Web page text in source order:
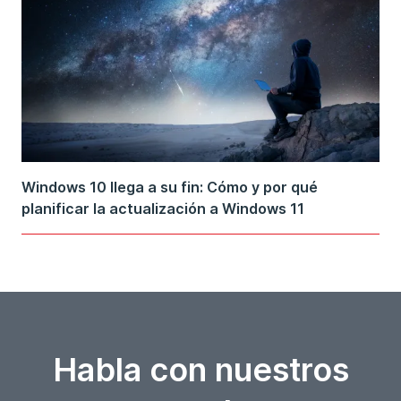
Windows 10 llega a su fin: Cómo y por qué
planificar la actualización a Windows 11
Habla con nuestros